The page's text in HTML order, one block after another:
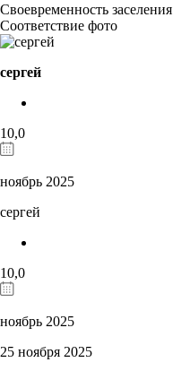
Своевременность заселения
Соответствие фото
сергей
10,0
ноябрь 2025
сергей
10,0
ноябрь 2025
25 ноября 2025